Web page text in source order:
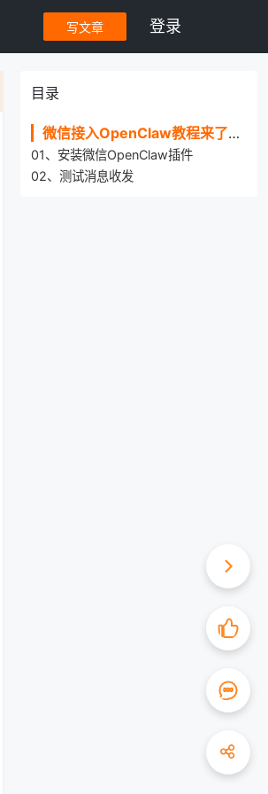
写文章 登录
目录
微信接入OpenClaw教程来了！可发语音、可发图，微信接入龙虾全网唯一教程
01、安装微信OpenClaw插件
02、测试消息收发